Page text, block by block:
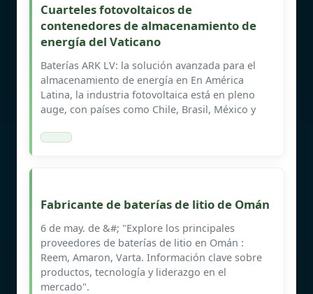
Cuarteles fotovoltaicos de
contenedores de almacenamiento de
energía del Vaticano
Baterías ARK LV: la solución avanzada para el
almacenamiento de energía en En América
Latina, la industria fotovoltaica está en pleno
auge, con países como Chile, Brasil, México y
Fabricante de baterías de litio de Omán
6 de may. de &#; "Explore los principales
proveedores de baterías de litio en Omán :
Reem, Amaron, Varta. Información clave sobre
productos, tecnología y liderazgo en el
mercado".